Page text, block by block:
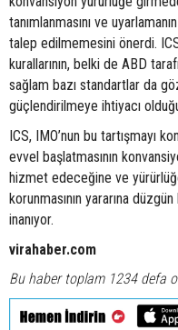
tanımlanmasını ve
talep edilmemesini önerdi.
kurallarının, belki de ABD
sağlam bazı standartlar da
güçlendirilmeye ihtiyacı
ICS, IMO’nun bu tartışmayı
evvel başlatmasının
hizmet edeceğine ve
korunmasının yararına
inanıyor.
virahaber.com
Bu haber toplam 1234 defa